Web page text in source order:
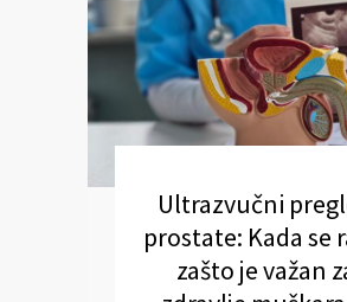
Ultrazvučni
prostate: Kada se
zašto je važan